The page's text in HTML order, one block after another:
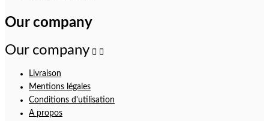
Our company
Our company  
Livraison
Mentions légales
Conditions d'utilisation
A propos